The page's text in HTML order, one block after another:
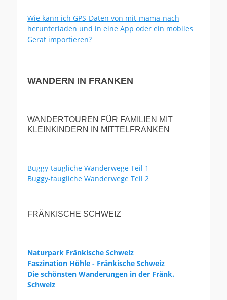
Wie kann ich GPS-Daten von mit-mama-nach
herunterladen und in eine App oder ein mobiles
Gerät importieren?
WANDERN IN FRANKEN
WANDERTOUREN FÜR FAMILIEN MIT
KLEINKINDERN IN MITTELFRANKEN
Buggy-taugliche Wanderwege Teil 1
Buggy-taugliche Wanderwege Teil 2
FRÄNKISCHE SCHWEIZ
Naturpark Fränkische Schweiz
Faszination Höhle - Fränkische Schweiz
Die schönsten Wanderungen in der Fränk.
Schweiz